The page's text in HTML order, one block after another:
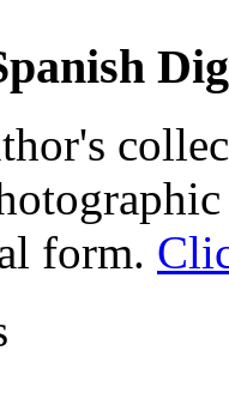
form.